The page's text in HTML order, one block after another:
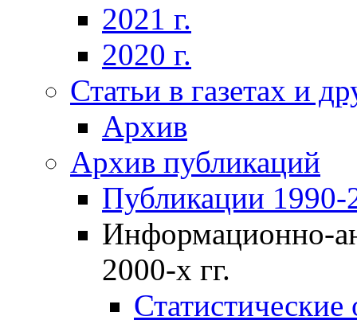
2021 г.
2020 г.
Статьи в газетах и
Архив
Архив публикаций
Публикации 1990-
Информационно-
2000-х гг.